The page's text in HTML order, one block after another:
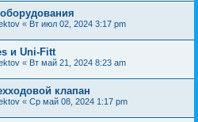
« Вт июл 02, 2024 3:17 pm
и Uni-Fitt
« Вт май 21, 2024 8:23 am
клапан
« Ср май 08, 2024 1:17 pm